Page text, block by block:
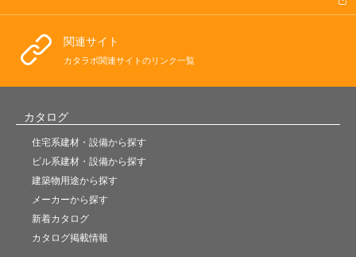
関連サイト
カタラボ関連サイトのリンク一覧
カタログ
住宅系建材・設備から探す
ビル系建材・設備から探す
建築物用途から探す
メーカーから探す
新着カタログ
カタログ掲載情報